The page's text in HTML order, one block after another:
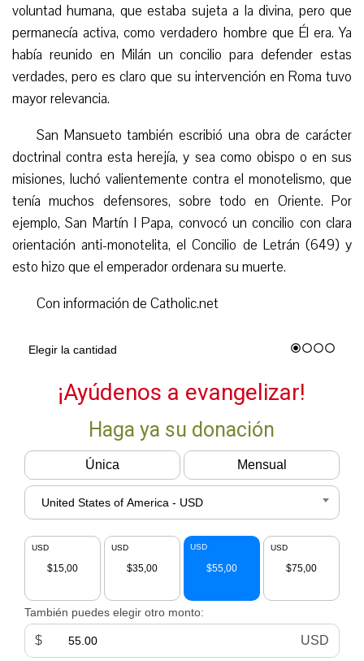
voluntad humana, que estaba sujeta a la divina, pero que
permanecía activa, como verdadero hombre que Él era.Ya
había reunido en Milán un concilio para defender estas
verdades, pero es claro que su intervención en Roma tuvo
mayor relevancia.
San Mansueto también escribió una obra de carácter
doctrinal contra esta herejía, y sea como obispo o en sus
misiones, luchó valientemente contra el monotelismo, que
tenía muchos defensores, sobre todo en Oriente. Por
ejemplo, San Martín I Papa, convocó un concilio con clara
orientación anti-monotelita, el Concilio de Letrán (649) y
esto hizo que el emperador ordenara su muerte.
Con información de Catholic.net